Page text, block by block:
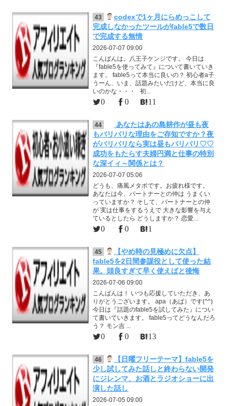
43
codexで1ヶ月にらめっこして
完成しなかったツールがfable5で数日
で完成する無情
2026-07-07 09:00
こんばんは。八王子ケンジです。 今日は
『fable5を使ってみて』について書いていき
ます。 fable5って本当に良いの？ 初心者a子
うーん、いま、話題みたいだけど、本当に良
いのかな・・・ 初...
0 0 11
44
あなたはあの島耕作が昼も夜
もバリバリな理由をご存知ですか？夜
がバリバリなら実は昼もバリバリ♡♡
成功をもたらす夫婦円満と仕事の特別
な深イィ～関係とは？
2026-07-07 05:06
どうも、痛風メタボです。お疲れ様です。
あなたは今、パートナーとの仲は うまくい
っていますか？ そして、パートナーとの仲
が 実は仕事をするうえで 大きな影響を与え
ているとしたら どうしますか？ 恋愛...
0 0 1
45
【やめ時の見極めに欠点】
fable5を2日間参謀役として使った結
果。頭良すぎて早く使えばと後悔
2026-07-06 09:00
こんばんは！ いつも応援していただき、あ
りがとうございます。 apa（あぱ）です(^^)
今日は『話題のfable5を試してみた』につい
て書いていきます。 fable5ってどうなんだろ
う？ モン吉 ...
0 0 13
46
【日曜フリーテーマ】fable5を
少し試してみた話しと終わらない開発
にジレンマ、お酒とラジオショーに出
演した話し
2026-07-05 09:00